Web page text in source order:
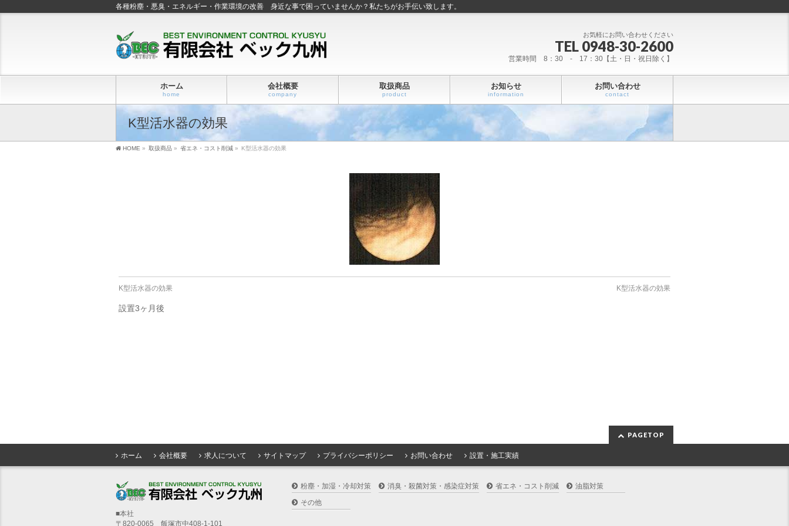
各種粉塵・悪臭・エネルギー・作業環境の改善 身近な事で困っていませんか？私たちがお手伝い致します。
お気軽にお問い合わせください
TEL 0948-30-2600
営業時間 8：30 - 17：30【土・日・祝日除く】
ホーム
home
会社概要
company
取扱商品
product
お知らせ
information
お問い合わせ
contact
K型活水器の効果
HOME » 取扱商品 » 省エネ・コスト削減 » K型活水器の効果
K型活水器の効果 K型活水器の効果
設置3ヶ月後
PAGETOP
ホーム 会社概要 求人について サイトマップ プライバシーポリシー お問い合わせ 設置・施工実績
■本社
〒820-0065 飯塚市中408-1-101
粉塵・加湿・冷却対策 消臭・殺菌対策・感染症対策 省エネ・コスト削減
油脂対策
その他